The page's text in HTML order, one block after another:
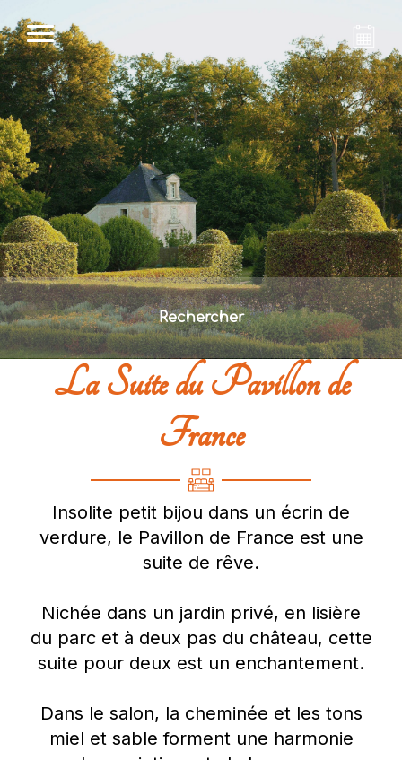
Rechercher
La Suite du Pavillon de
France
Insolite petit bijou dans un écrin de
verdure, le Pavillon de France est une
suite de rêve.
Nichée dans un jardin privé, en lisière
du parc et à deux pas du château, cette
suite pour deux est un enchantement.
Dans le salon, la cheminée et les tons
miel et sable forment une harmonie